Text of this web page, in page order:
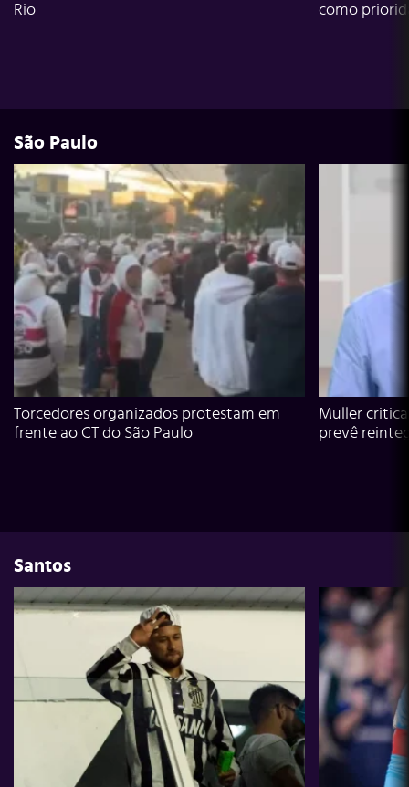
Rio
como
São Paulo
Torcedores organizados protestam em
frente ao CT do São Paulo
Muller
prevê
Santos